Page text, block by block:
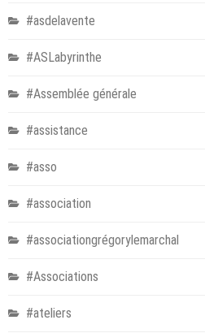
#asdelavente
#ASLabyrinthe
#Assemblée générale
#assistance
#asso
#association
#associationgrégorylemarchal
#Associations
#ateliers